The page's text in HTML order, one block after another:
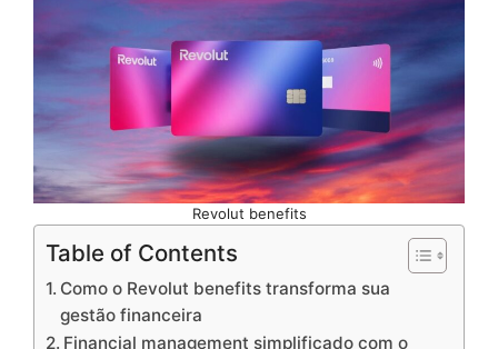
Revolut benefits
Table of Contents
Como o Revolut benefits transforma sua
gestão financeira
Financial management simplificado com o